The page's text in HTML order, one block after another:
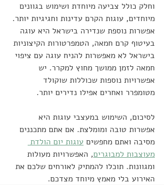
וחלק כולל צביעה מיוחדת ושימוש בגוונים
מיוחדים, עוגות הקרם עדינות וחגיגיות יותר.
אפשרות נוספת שנדירה בישראל היא עוגה
בעיטוף קרם חמאה, הטמפרטורות הקיצוניות
בישראל לא מאפשרות להניח עוגה עם ציפוי
חמאה לזמן ממושך מחוץ למקרר. יש
אפשרויות נוספות שכוללות שוקולד
מטומפרר ואחרים אפילו נדירים יותר.
לסיכום, השימוש במעצבי עוגות היא
אפשרות טובה ומומלצת. אם אתם מתכננים
מסיבה ואתם מחפשים עוגות יום הולדת
מעוצבות למבוגרים, האפשרויות מעולות
ומגוונות. תוכלו להמתיק לאורחים שלכם את
האירוע בלי מאמץ מיוחד מצדכם.